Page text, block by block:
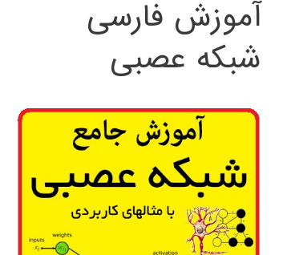
آموزش فارسی
شبکه عصبی